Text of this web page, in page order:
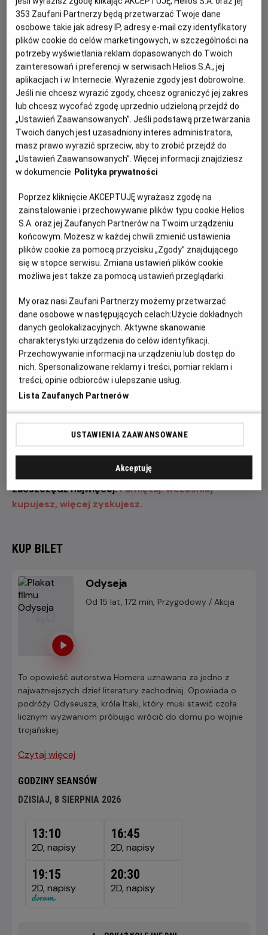
Po ogromnym sukcesie „Oppenheimera”, nagrodzonego
siedmioma Oscarami®, Christopher Nolan powraca z
kolejnym wielkim widowiskiem. Tym razem jeden z
najbardziej cenionych współczesnych reżyserów sięga
po „Odyseję” Homera – ponadczasową historię
uznawaną za fundament zachodniej literatury.
Film opowie o niezwykłej podróży Odyseusza, króla
Itaki, który po zakończeniu wojny trojańskiej podejmuje
pełną niebezpieczeństw drogę do domu. Na jego szlaku
staną mityczne istoty, bogowie i liczne wyzwania, które
wystawią na próbę jego odwagę, spryt oraz
„Odyseja” przyciąga uwagę także imponującą listą
aktorów i aktorek. W filmie zobaczymy m.in. Matta
Damona jako Odyseusza, Toma Hollanda w roli
Telemacha, Anne Hathaway jako Penelopę, Zendayę
jako Atenę, Roberta Pattinsona jako Antinoosa oraz
Charlize Theron jako Kirke. To jedno z najbardziej
wyczekiwanych wydarzeń filmowych tego roku, które
największe gwiazdy światowego kina.
Zapraszamy na seanse w naszym kinie. Kup bilet
już dziś, wybierz najlepsze miejsce w sali i
zaoszczędź najwięcej.Pamiętaj: wcześniej
kupujesz, więcej zyskujesz.
KUP BILET
Odyseja
Od 15 lat, 172 min, Przygodowy / Akcja
To opowieść autorstwa Homera uznawana za jedno z
najważniejszych dzieł literatury zachodniej. Opowiada o
podróży Odyseusza, króla Itaki, który musi stawić czoła
licznym wyzwaniom próbując wrócić do domu po wojnie
trojańskiej.
Czytaj więcej
GODZINY SEANSÓW
DZISIAJ, 8 SIERPNIA 2026
SIERPNIA
2026
13:10
2D, napisy
16:45
2D, napisy
19:15
2D, napisy
20:30
2D, napisy
353 Zaufani Partnerzy będą przetwarzać Twoje dane
osobowe takie jak adresy IP, adresy e-mail czy identyfikatory
plików cookie do celów marketingowych, w szczególności na
potrzeby wyświetlania reklam dopasowanych do Twoich
zainteresowań i preferencji w serwisach Helios S.A., jej
aplikacjach i w Internecie. Wyrażenie zgody jest dobrowolne.
Jeśli nie chcesz wyrazić zgody, chcesz ograniczyć jej zakres
lub chcesz wycofać zgodę uprzednio udzieloną przejdź do
„Ustawień Zaawansowanych”. Jeśli podstawą przetwarzania
Twoich danych jest uzasadniony interes administratora,
masz prawo wyrazić sprzeciw, aby to zrobić przejdź do
„Ustawień Zaawansowanych”. Więcej informacji znajdziesz
w dokumencie Polityka prywatności
Poprzez kliknięcie AKCEPTUJĘ wyrażasz zgodę na
zainstalowanie i przechowywanie plików typu cookie Helios
S.A. oraz jej Zaufanych Partnerów na Twoim urządzeniu
końcowym. Możesz w każdej chwili zmienić ustawienia
plików cookie za pomocą przycisku „Zgody” znajdującego
się w stopce serwisu. Zmiana ustawień plików cookie
możliwa jest także za pomocą ustawień przeglądarki.
My oraz nasi Zaufani Partnerzy możemy przetwarzać
dane osobowe w następujących celach:Użycie dokładnych
danych geolokalizacyjnych. Aktywne skanowanie
charakterystyki urządzenia do celów identyfikacji.
Przechowywanie informacji na urządzeniu lub dostęp do
nich. Spersonalizowane reklamy i treści, pomiar reklam i
treści, opinie odbiorców i ulepszanie usług.
Lista Zaufanych Partnerów
USTAWIENIA ZAAWANSOWANE
Akceptuję